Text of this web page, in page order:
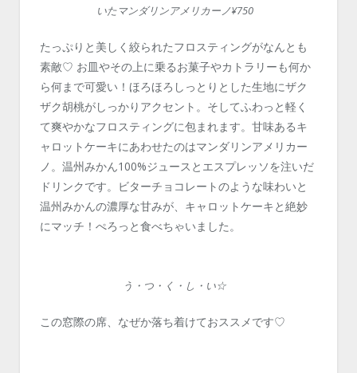
いたマンダリンアメリカーノ¥750
たっぷりと美しく絞られたフロスティングがなんとも
素敵♡ お皿やその上に乗るお菓子やカトラリーも何か
ら何まで可愛い！ほろほろしっとりとした生地にザク
ザク胡桃がしっかりアクセント。そしてふわっと軽く
て爽やかなフロスティングに包まれます。甘味あるキ
ャロットケーキにあわせたのはマンダリンアメリカー
ノ。温州みかん100%ジュースとエスプレッソを注いだ
ドリンクです。ビターチョコレートのような味わいと
温州みかんの濃厚な甘みが、キャロットケーキと絶妙
にマッチ！ぺろっと食べちゃいました。
う・つ・く・し・い☆
この窓際の席、なぜか落ち着けておススメです♡